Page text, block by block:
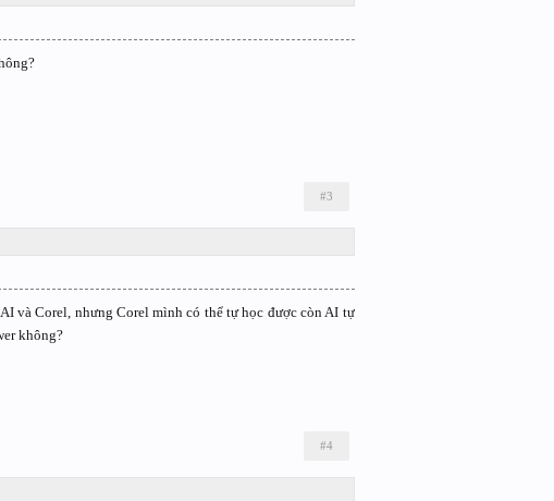
#3
và Corel, nhưng Corel mình có thể tự học được còn AI tự
không?
#4